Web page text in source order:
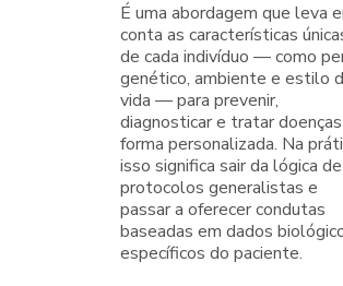
É uma abordagem que leva
conta as características
de cada indivíduo — como
genético, ambiente e estilo
vida — para prevenir,
diagnosticar e tratar
forma personalizada. Na
isso significa sair da lógica de
protocolos generalistas e
passar a oferecer condutas
baseadas em dados
específicos do paciente.